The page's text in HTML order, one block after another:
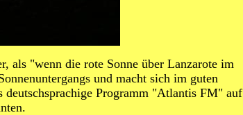
als "wenn die rote Sonne über Lanzarote im
und macht sich im guten
Programm "Atlantis FM" auf